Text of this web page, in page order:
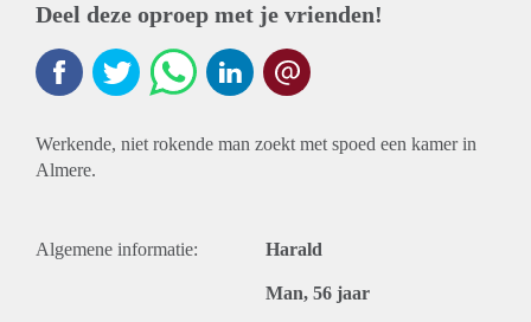
Deel deze oproep met je vrienden!
Werkende, niet rokende man zoekt met spoed een kamer in
Almere.
Algemene informatie: Harald
Man, 56 jaar